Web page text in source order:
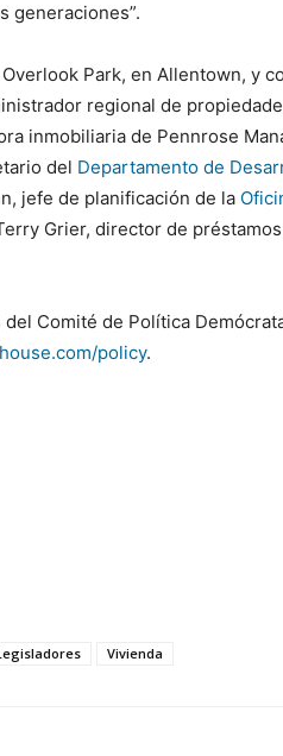
generaciones”.
Park, en Allentown, y
regional de
inmobiliaria de Pennrose
del Departamento de
jefe de planificación de la
Grier, director de
Comité de Política
policy.
Vivienda